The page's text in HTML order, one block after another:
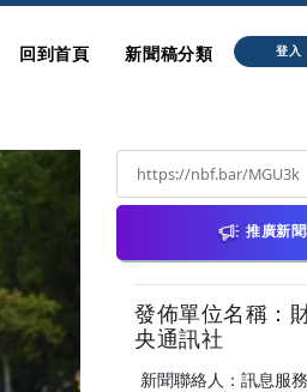
回到首頁 新聞稿分類 登入
推廣新
發佈單位名稱：
央通訊社
新聞聯絡人：訊息服